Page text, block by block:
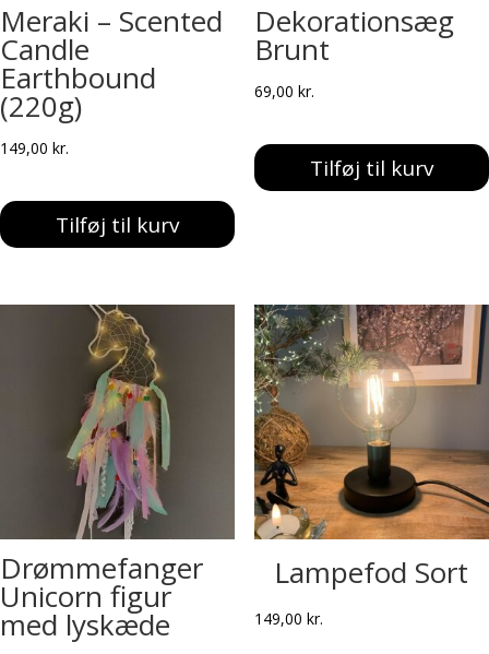
Meraki – Scented
Candle
Earthbound
(220g)
149,00 kr.
Tilføj til kurv
Dekorationsæg
Brunt
69,00 kr.
Tilføj til kurv
Drømmefanger
Unicorn figur
med lyskæde
Lampefod Sort
149,00 kr.